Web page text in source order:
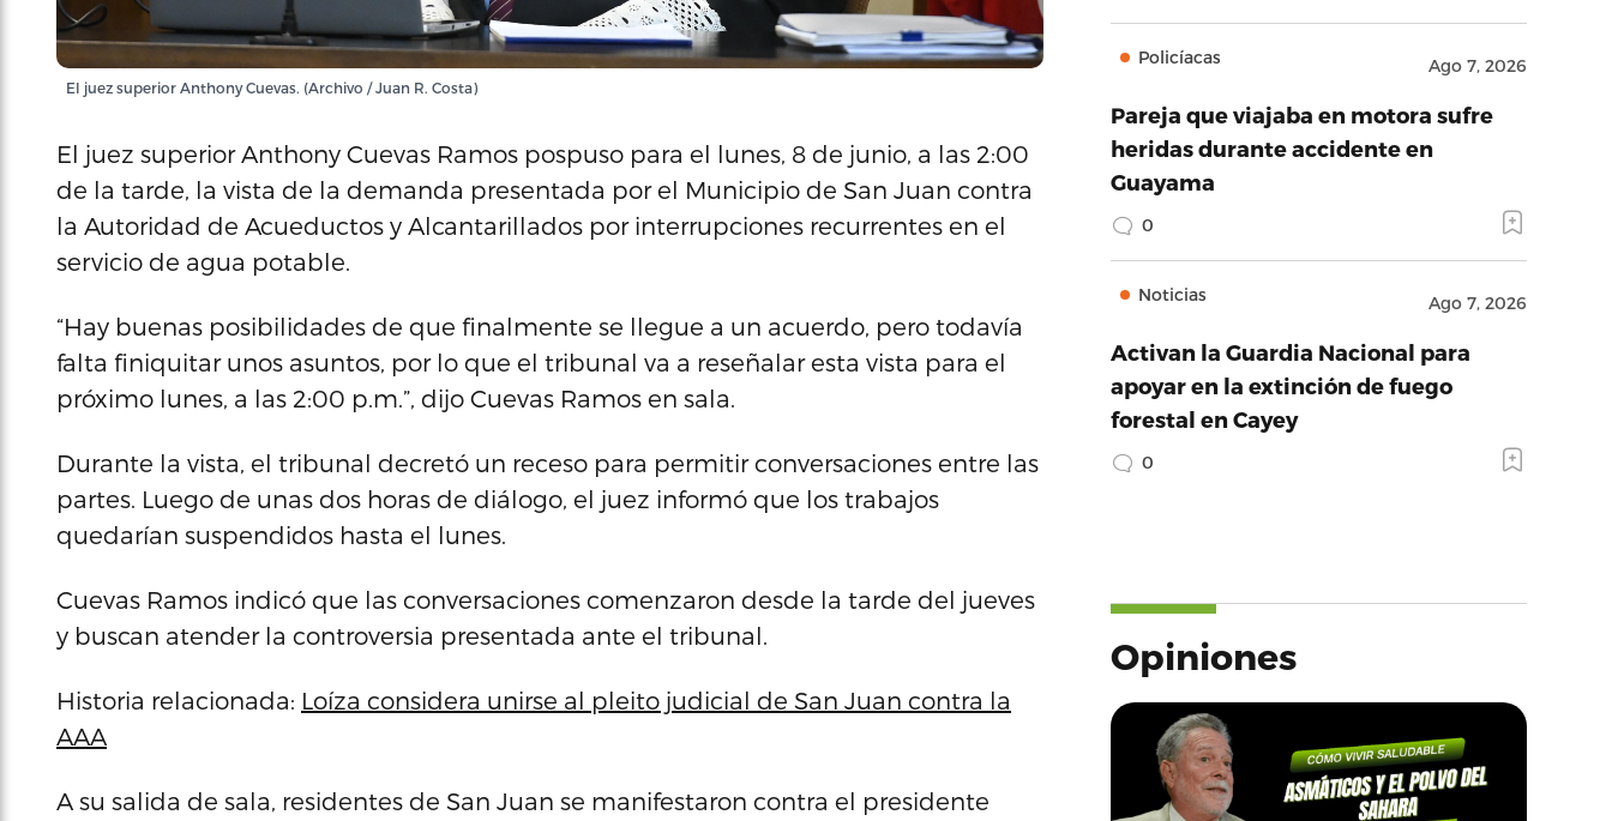
El juez superior Anthony Cuevas. (Archivo / Juan R. Costa)
El juez superior Anthony Cuevas Ramos pospuso para el lunes, 8 de junio, a las 2:00
de la tarde, la vista de la demanda presentada por el Municipio de San Juan contra
la Autoridad de Acueductos y Alcantarillados por interrupciones recurrentes en el
servicio de agua potable.
“Hay buenas posibilidades de que finalmente se llegue a un acuerdo, pero todavía
falta finiquitar unos asuntos, por lo que el tribunal va a reseñalar esta vista para el
próximo lunes, a las 2:00 p.m.”, dijo Cuevas Ramos en sala.
Durante la vista, el tribunal decretó un receso para permitir conversaciones entre las
partes. Luego de unas dos horas de diálogo, el juez informó que los trabajos
quedarían suspendidos hasta el lunes.
Cuevas Ramos indicó que las conversaciones comenzaron desde la tarde del jueves
y buscan atender la controversia presentada ante el tribunal.
Historia relacionada: Loíza considera unirse al pleito judicial de San Juan contra la
AAA
A su salida de sala, residentes de San Juan se manifestaron contra el presidente
Policíacas Ago 7, 2026
Pareja que viajaba en motora sufre
heridas durante accidente en
Guayama
0
Noticias Ago 7, 2026
Activan la Guardia Nacional para
apoyar en la extinción de fuego
forestal en Cayey
0
Opiniones